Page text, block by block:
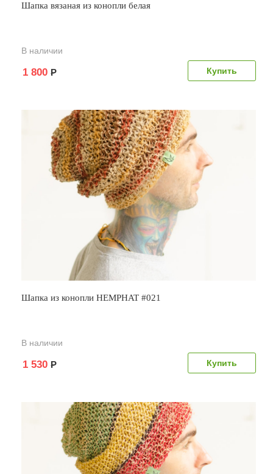
Шапка вязаная из конопли белая
В наличии
1 800 Р
Шапка из конопли HEMPHAT #021
В наличии
1 530 Р